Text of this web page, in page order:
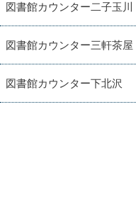
図書館カウンター二子玉川
図書館カウンター三軒茶屋
図書館カウンター下北沢